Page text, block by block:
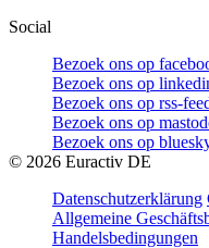
Social
Bezoek ons op
Bezoek ons op
Bezoek ons op rss-
Bezoek ons op
Bezoek ons op
© 2026 Euractiv DE
Datenschutzerklärung
Allgemeine
Handelsbedingungen